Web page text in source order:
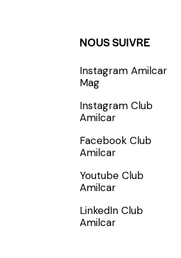
S'INCRIRE - SUBSCRIBE
NOUS SUIVRE
Instagram Amilcar
Mag
Instagram Club
Amilcar
Facebook Club
Amilcar
Youtube Club
Amilcar
LinkedIn Club
Amilcar